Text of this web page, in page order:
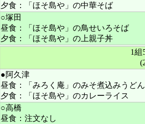
夕食：「ほそ島や」の中華そば
○塚田
昼食：「ほそ島や」の鳥せいろそば
夕食：「ほそ島や」の上親子丼
1組
●阿久津
昼食：「みろく庵」のみそ煮込みうどん
夕食：「ほそ島や」のカレーライス
○高橋
昼食：注文なし